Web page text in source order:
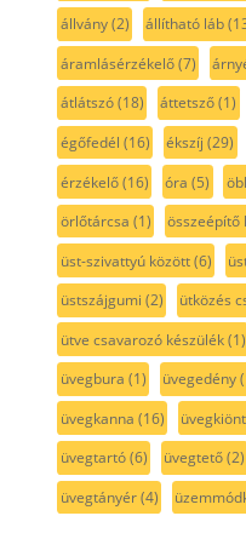
állvány(2) állítható láb
áramlásérzékelő(7)
átlátszó(18) áttetsző(1)
égőfedél (16) ékszíj (29)
érzékelő(16) óra (5)
örlőtárcsa (1) összeépítő
üst-szivattyú között(6)
üstszájgumi (2) ütközés
ütve csavarozó készülék(1)
üvegbura (1) üvegedény
üvegkanna (16)
üvegtartó(6) üvegtető(2)
üvegtányér(4)